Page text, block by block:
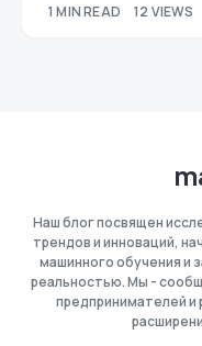
1 MIN READ 12 VIEWS
Наш блог посвящен
трендов и инноваций,
машинного обучения и
реальностью. Мы -
предпринимателей и